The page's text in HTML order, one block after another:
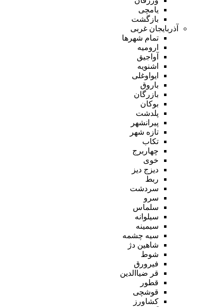
یامچی
بازگشت
آذربایجان غربی
تمام شهر‌ها
ارومیه
آواجیق
اشنویه
ایواوغلی
باروق
بازرگان
بوکان
پلدشت
پیرانشهر
تازه شهر
تکاب
چهاربرج
خوی
دیزج دیز
ربط
سردشت
سرو
سلماس
سیلوانه
سیمینه
سیه چشمه
شاهین دژ
شوط
فیرورق
قر ضیاالدین
قطور
قوشچی
کشاورز